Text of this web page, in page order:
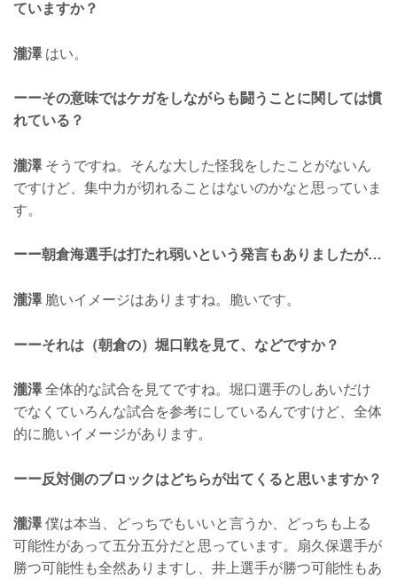
ていますか？
瀧澤はい。
ーーその意味ではケガをしながらも闘うことに関しては慣
れている？
瀧澤そうですね。そんな大した怪我をしたことがないん
ですけど、集中力が切れることはないのかなと思っていま
す。
ーー朝倉海選手は打たれ弱いという発言もありましたが…
瀧澤脆いイメージはありますね。脆いです。
ーーそれは（朝倉の）堀口戦を見て、などですか？
瀧澤全体的な試合を見てですね。堀口選手のしあいだけ
でなくていろんな試合を参考にしているんですけど、全体
的に脆いイメージがあります。
ーー反対側のブロックはどちらが出てくると思いますか？
瀧澤僕は本当、どっちでもいいと言うか、どっちも上る
可能性があって五分五分だと思っています。扇久保選手が
勝つ可能性も全然ありますし、井上選手が勝つ可能性もあ